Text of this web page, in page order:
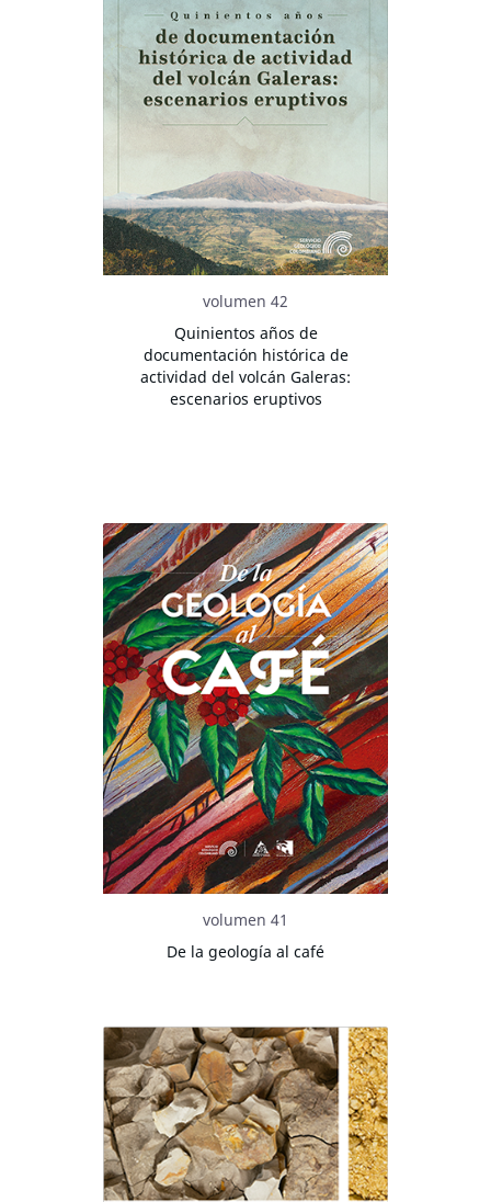
volumen 42
Quinientos años de
documentación histórica de
actividad del volcán Galeras:
escenarios eruptivos
volumen 41
De la geología al café